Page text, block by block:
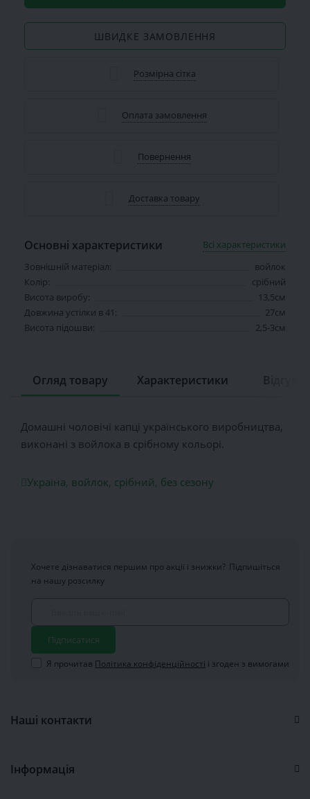
ШВИДКЕ ЗАМОВЛЕННЯ
Розмірна сітка
Оплата замовлення
Повернення
Доставка товару
Основні характеристики
Всі характеристики
Зовнішній матеріал:
войлок
Колір:
срібний
Висота виробу:
13,5см
Довжина устілки в 41:
27см
Висота підошви:
2,5-3см
Огляд товару Характеристики
Домашні чоловічі капці українського виробництва,
виконані з войлока в срібному кольорі.
Україна, войлок, срібний, без сезону
Хочете дізнаватися першим про акції і знижки? Підпишіться
на нашу розсилку
Підписатися
Я прочитав Політика конфіденційності і згоден з вимогами
Наші контакти
Інформація